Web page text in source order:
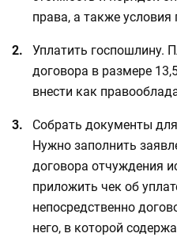
права, а также условия
Уплатить госпошлину.
договора в размере
внести как
Собрать документы
Нужно заполнить
договора отчуждения
приложить чек об
непосредственно
него, в которой